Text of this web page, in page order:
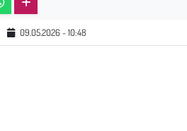
09.05.2026 - 10:48